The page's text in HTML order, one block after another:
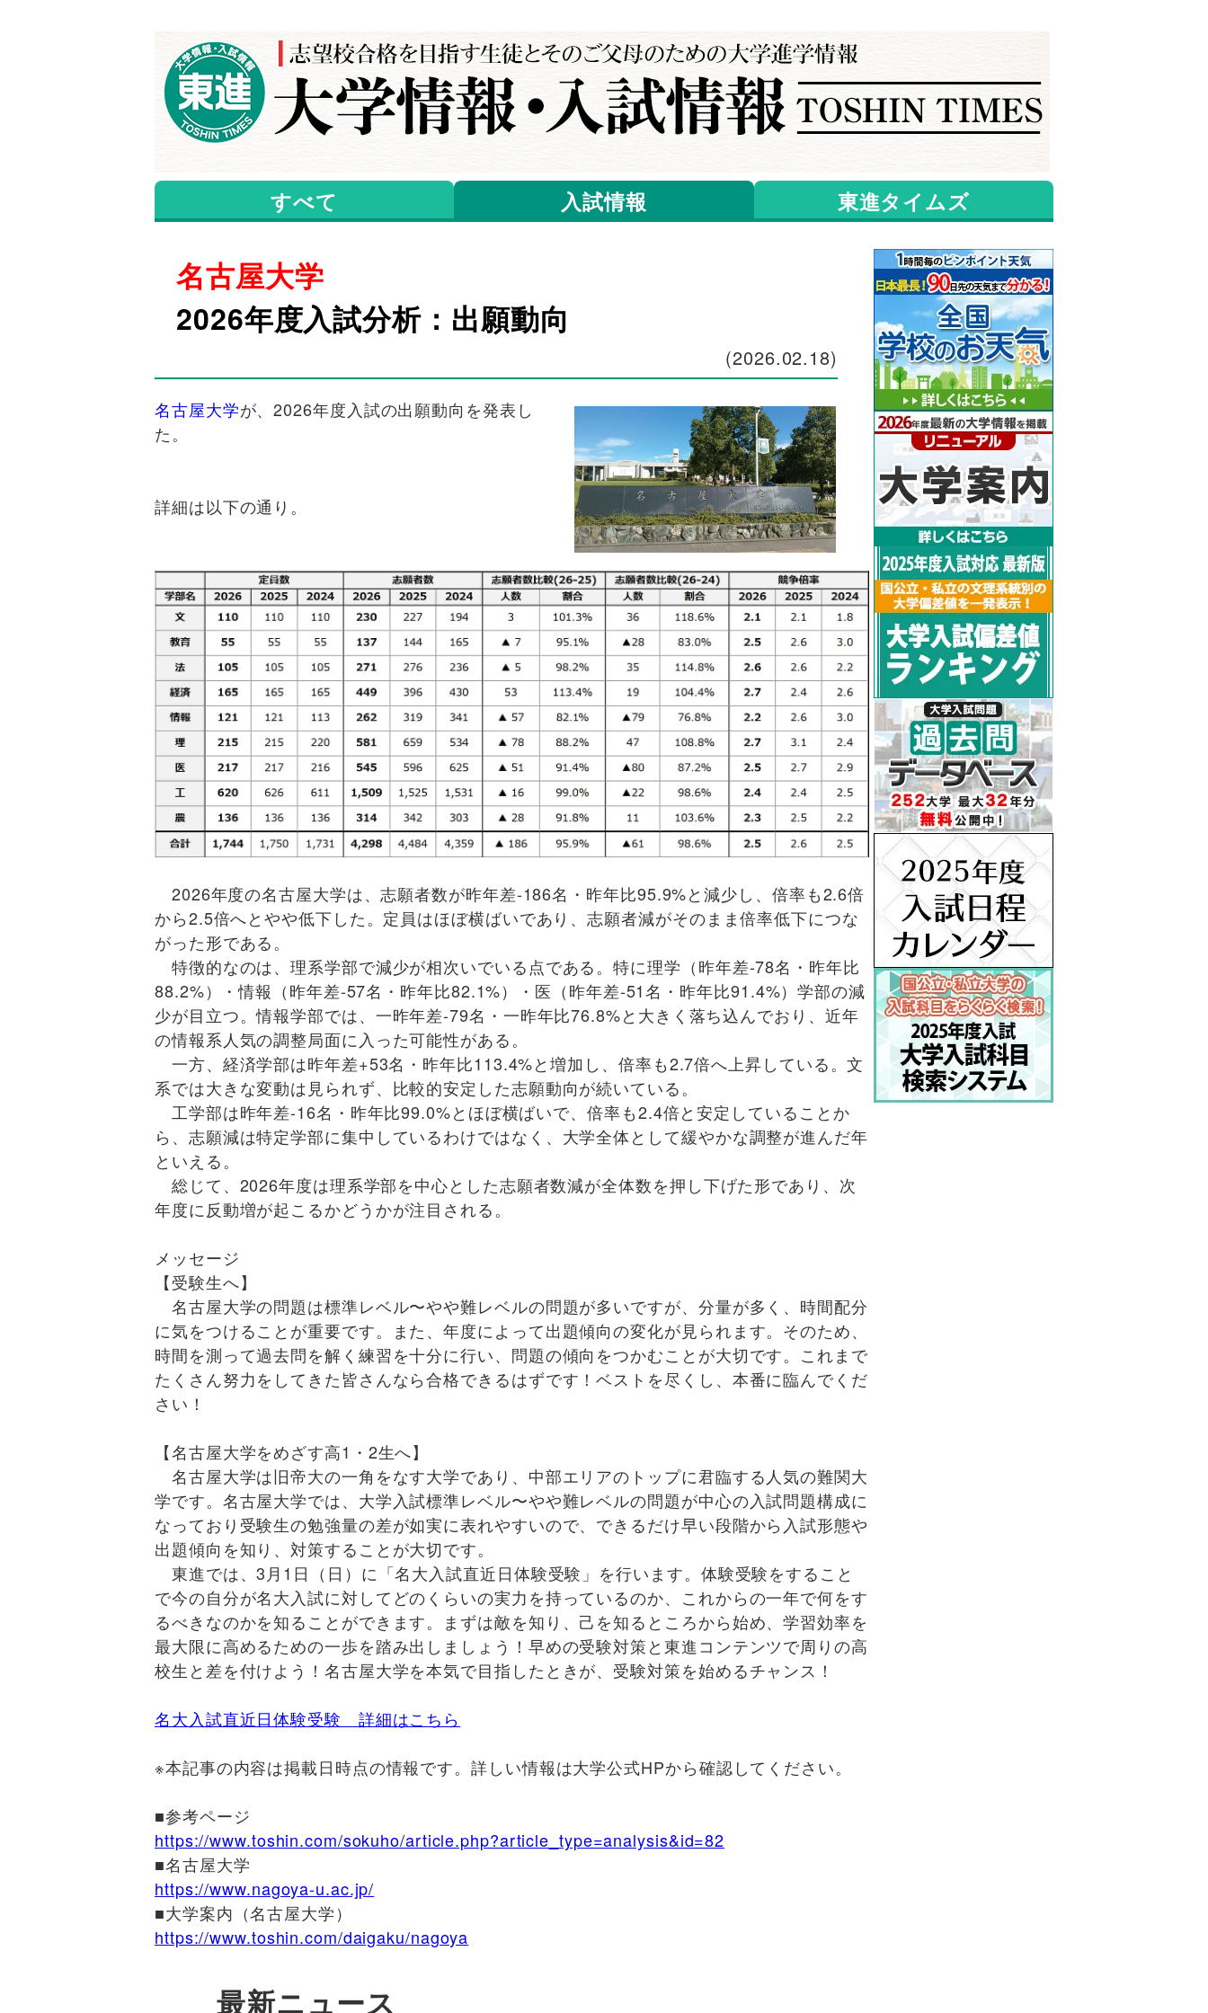
すべて 入試情報 東進タイムズ
名古屋大学
2026年度入試分析：出願動向
(2026.02.18)
名古屋大学が、2026年度入試の出願動向を発表し
た。
詳細は以下の通り。
2026年度の名古屋大学は、志願者数が昨年差-186名・昨年比95.9%と減少し、倍率も2.6倍
から2.5倍へとやや低下した。定員はほぼ横ばいであり、志願者減がそのまま倍率低下につな
がった形である。
特徴的なのは、理系学部で減少が相次いでいる点である。特に理学（昨年差-78名・昨年比
88.2%）・情報（昨年差-57名・昨年比82.1%）・医（昨年差-51名・昨年比91.4%）学部の減
少が目立つ。情報学部では、一昨年差-79名・一昨年比76.8%と大きく落ち込んでおり、近年
の情報系人気の調整局面に入った可能性がある。
一方、経済学部は昨年差+53名・昨年比113.4%と増加し、倍率も2.7倍へ上昇している。文
系では大きな変動は見られず、比較的安定した志願動向が続いている。
工学部は昨年差-16名・昨年比99.0%とほぼ横ばいで、倍率も2.4倍と安定していることか
ら、志願減は特定学部に集中しているわけではなく、大学全体として緩やかな調整が進んだ年
といえる。
総じて、2026年度は理系学部を中心とした志願者数減が全体数を押し下げた形であり、次
年度に反動増が起こるかどうかが注目される。
メッセージ
【受験生へ】
名古屋大学の問題は標準レベル〜やや難レベルの問題が多いですが、分量が多く、時間配分
に気をつけることが重要です。また、年度によって出題傾向の変化が見られます。そのため、
時間を測って過去問を解く練習を十分に行い、問題の傾向をつかむことが大切です。これまで
たくさん努力をしてきた皆さんなら合格できるはずです！ベストを尽くし、本番に臨んでくだ
さい！
【名古屋大学をめざす高1・2生へ】
名古屋大学は旧帝大の一角をなす大学であり、中部エリアのトップに君臨する人気の難関大
学です。名古屋大学では、大学入試標準レベル〜やや難レベルの問題が中心の入試問題構成に
なっており受験生の勉強量の差が如実に表れやすいので、できるだけ早い段階から入試形態や
出題傾向を知り、対策することが大切です。
東進では、3月1日（日）に「名大入試直近日体験受験」を行います。体験受験をすること
で今の自分が名大入試に対してどのくらいの実力を持っているのか、これからの一年で何をす
るべきなのかを知ることができます。まずは敵を知り、己を知るところから始め、学習効率を
最大限に高めるための一歩を踏み出しましょう！早めの受験対策と東進コンテンツで周りの高
校生と差を付けよう！名古屋大学を本気で目指したときが、受験対策を始めるチャンス！
名大入試直近日体験受験 詳細はこちら
※本記事の内容は掲載日時点の情報です。詳しい情報は大学公式HPから確認してください。
■参考ページ
https://www.toshin.com/sokuho/article.php?article_type=analysis&id=82
■名古屋大学
https://www.nagoya-u.ac.jp/
■大学案内（名古屋大学）
https://www.toshin.com/daigaku/nagoya
最新ニュース